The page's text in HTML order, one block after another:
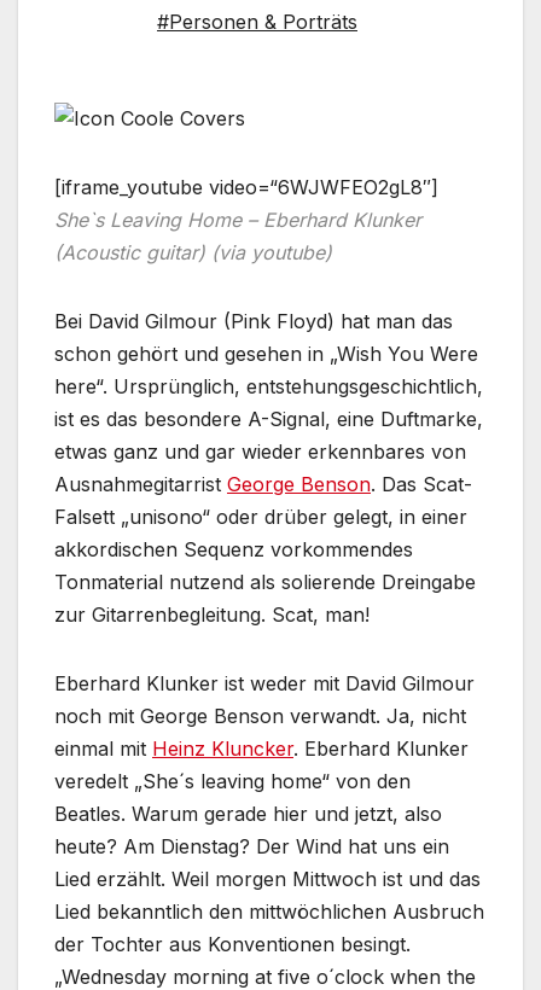
#Personen & Porträts
[iframe_youtube video=“6WJWFEO2gL8″]
She`s Leaving Home – Eberhard Klunker
(Acoustic guitar) (via youtube)
Bei David Gilmour (Pink Floyd) hat man das
schon gehört und gesehen in „Wish You Were
here“. Ursprünglich, entstehungsgeschichtlich,
ist es das besondere A-Signal, eine Duftmarke,
etwas ganz und gar wieder erkennbares von
Ausnahmegitarrist George Benson. Das Scat-
Falsett „unisono“ oder drüber gelegt, in einer
akkordischen Sequenz vorkommendes
Tonmaterial nutzend als solierende Dreingabe
zur Gitarrenbegleitung. Scat, man!
Eberhard Klunker ist weder mit David Gilmour
noch mit George Benson verwandt. Ja, nicht
einmal mit Heinz Kluncker. Eberhard Klunker
veredelt „She´s leaving home“ von den
Beatles. Warum gerade hier und jetzt, also
heute? Am Dienstag? Der Wind hat uns ein
Lied erzählt. Weil morgen Mittwoch ist und das
Lied bekanntlich den mittwöchlichen Ausbruch
der Tochter aus Konventionen besingt.
„Wednesday morning at five o´clock when the